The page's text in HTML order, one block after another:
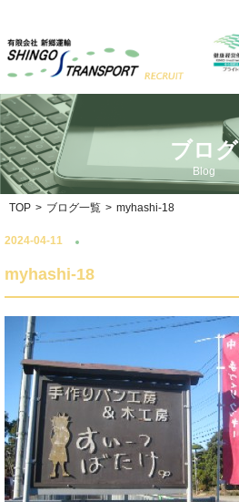
ブログ
Blog
TOP > ブログ一覧 > myhashi-18
2024-04-11
myhashi-18